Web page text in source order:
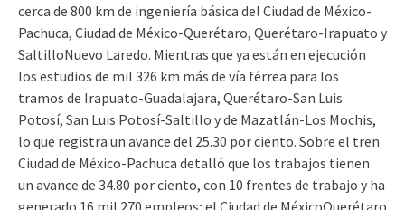
cerca de 800 km de ingeniería básica del Ciudad de México-
Pachuca, Ciudad de México-Querétaro, Querétaro-Irapuato y
SaltilloNuevo Laredo. Mientras que ya están en ejecución
los estudios de mil 326 km más de vía férrea para los
tramos de Irapuato-Guadalajara, Querétaro-San Luis
Potosí, San Luis Potosí-Saltillo y de Mazatlán-Los Mochis,
lo que registra un avance del 25.30 por ciento. Sobre el tren
Ciudad de México-Pachuca detalló que los trabajos tienen
un avance de 34.80 por ciento, con 10 frentes de trabajo y ha